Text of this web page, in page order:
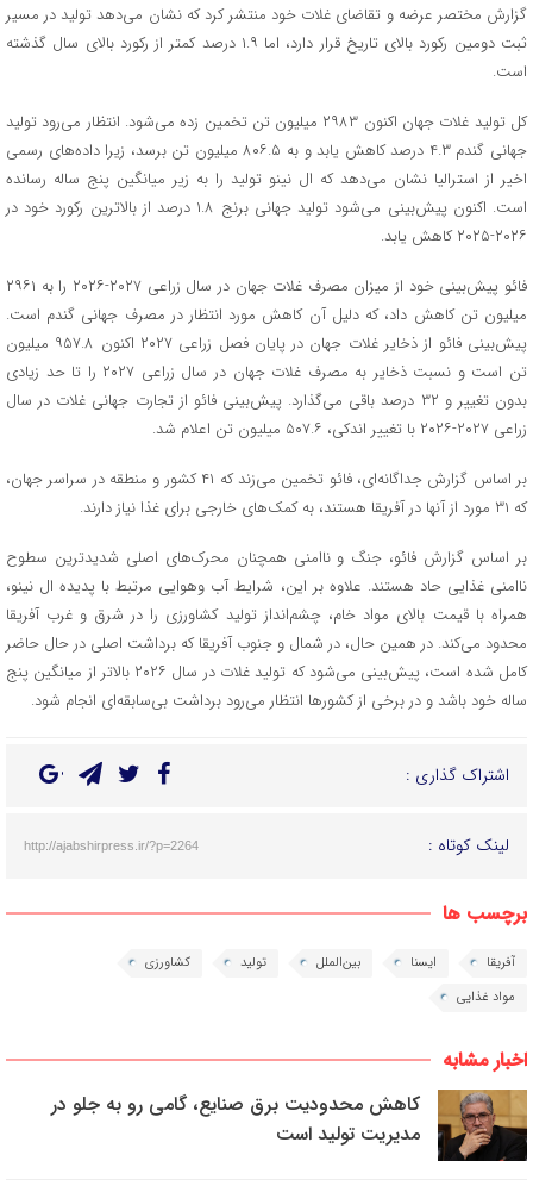
گزارش مختصر عرضه و تقاضای غلات خود منتشر کرد که نشان می‌دهد تولید در مسیر
ثبت دومین رکورد بالای تاریخ قرار دارد، اما ۱.۹ درصد کمتر از رکورد بالای سال گذشته
است.
کل تولید غلات جهان اکنون ۲۹۸۳ میلیون تن تخمین زده می‌شود. انتظار می‌رود تولید
جهانی گندم ۴.۳ درصد کاهش یابد و به ۸۰۶.۵ میلیون تن برسد، زیرا داده‌های رسمی
اخیر از استرالیا نشان می‌دهد که ال نینو تولید را به زیر میانگین پنج ساله رسانده
است. اکنون پیش‌بینی می‌شود تولید جهانی برنج ۱.۸ درصد از بالاترین رکورد خود در
۲۰۲۶-۲۰۲۵ کاهش یابد.
فائو پیش‌بینی خود از میزان مصرف غلات جهان در سال زراعی ۲۰۲۷-۲۰۲۶ را به ۲۹۶۱
میلیون تن کاهش داد، که دلیل آن کاهش مورد انتظار در مصرف جهانی گندم است.
پیش‌بینی فائو از ذخایر غلات جهان در پایان فصل زراعی ۲۰۲۷ اکنون ۹۵۷.۸ میلیون
تن است و نسبت ذخایر به مصرف غلات جهان در سال زراعی ۲۰۲۷ را تا حد زیادی
بدون تغییر و ۳۲ درصد باقی می‌گذارد. پیش‌بینی فائو از تجارت جهانی غلات در سال
زراعی ۲۰۲۷-۲۰۲۶ با تغییر اندکی، ۵۰۷.۶ میلیون تن اعلام شد.
بر اساس گزارش جداگانه‌ای، فائو تخمین می‌زند که ۴۱ کشور و منطقه در سراسر جهان،
که ۳۱ مورد از آنها در آفریقا هستند، به کمک‌های خارجی برای غذا نیاز دارند.
بر اساس گزارش فائو، جنگ و ناامنی همچنان محرک‌های اصلی شدیدترین سطوح
ناامنی غذایی حاد هستند. علاوه بر این، شرایط آب وهوایی مرتبط با پدیده ال نینو،
همراه با قیمت بالای مواد خام، چشم‌انداز تولید کشاورزی را در شرق و غرب آفریقا
محدود می‌کند. در همین حال، در شمال و جنوب آفریقا که برداشت اصلی در حال حاضر
کامل شده است، پیش‌بینی می‌شود که تولید غلات در سال ۲۰۲۶ بالاتر از میانگین پنج
ساله خود باشد و در برخی از کشورها انتظار می‌رود برداشت بی‌سابقه‌ای انجام شود.
اشتراک گذاری :
لینک کوتاه : http://ajabshirpress.ir/?p=2264
برچسب ها
آفریقا ایسنا بین‌الملل تولید
کشاورزی
مواد غذایی
اخبار مشابه
کاهش محدودیت برق صنایع، گامی رو به جلو در
مدیریت تولید است